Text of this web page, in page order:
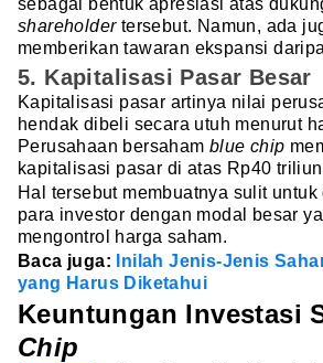
sebagai bentuk apresiasi atas
shareholdertersebut. Namun, ada
memberikan tawaran ekspansi
5. Kapitalisasi Pasar Besar
Kapitalisasi pasar artinya nilai
hendak dibeli secara utuh menurut
Perusahaan bersaham blue chip
kapitalisasi pasar di atas Rp40
Hal tersebut membuatnya sulit
para investor dengan modal besar
mengontrol harga saham.
Baca juga:
Inilah Jenis-Jenis
yang Harus Diketahui
Keuntungan Investasi
Chip